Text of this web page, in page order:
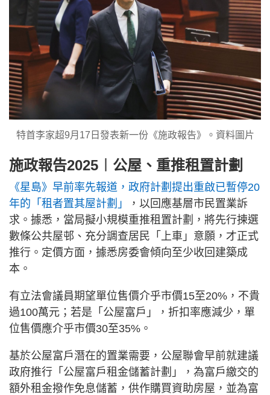
特首李家超9月17日發表新一份《施政報告》。資料圖片
施政報告2025︱公屋、重推租置計劃
《星島》早前率先報道，政府計劃提出重啟已暫停20
年的「租者置其屋計劃」
，以回應基層市民置業訴
求。據悉，當局擬小規模重推租置計劃，將先行揀選
數條公共屋邨、充分調查居民「上車」意願，才正式
推行。定價方面，據悉房委會傾向至少收回建築成
本。
有立法會議員期望單位售價介乎市價15至20%，不貴
過100萬元；若是「公屋富戶」，折扣率應減少，單
位售價應介乎市價30至35%。
基於公屋富戶潛在的置業需要，公屋聯會早前就建議
政府推行「公屋富戶租金儲蓄計劃」，為富戶繳交的
額外租金撥作免息儲蓄，供作購買資助房屋，並為富